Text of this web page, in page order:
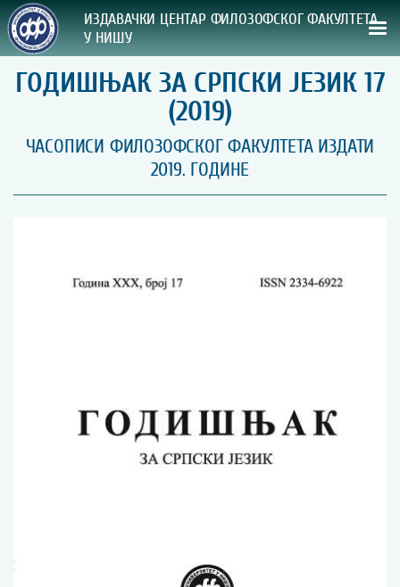
ИЗДАВАЧКИ ЦЕНТАР ФИЛОЗОФСКОГ ФАКУЛТЕТА
У НИШУ
СВА НАША ИЗДАЊА
ВРСТА ИЗДАЊА:
ГОДИНА ОБЈАВЉИВАЊА:
Изјава о коришћењу ауторског дела
Упутство за бирање лиценце
Уговор са аутором
ГОДИШЊАК ЗА СРПСКИ ЈЕЗИК 17
(2019)
ЧАСОПИСИ ФИЛОЗОФСКОГ ФАКУЛТЕТА ИЗДАТИ
2019. ГОДИНЕ